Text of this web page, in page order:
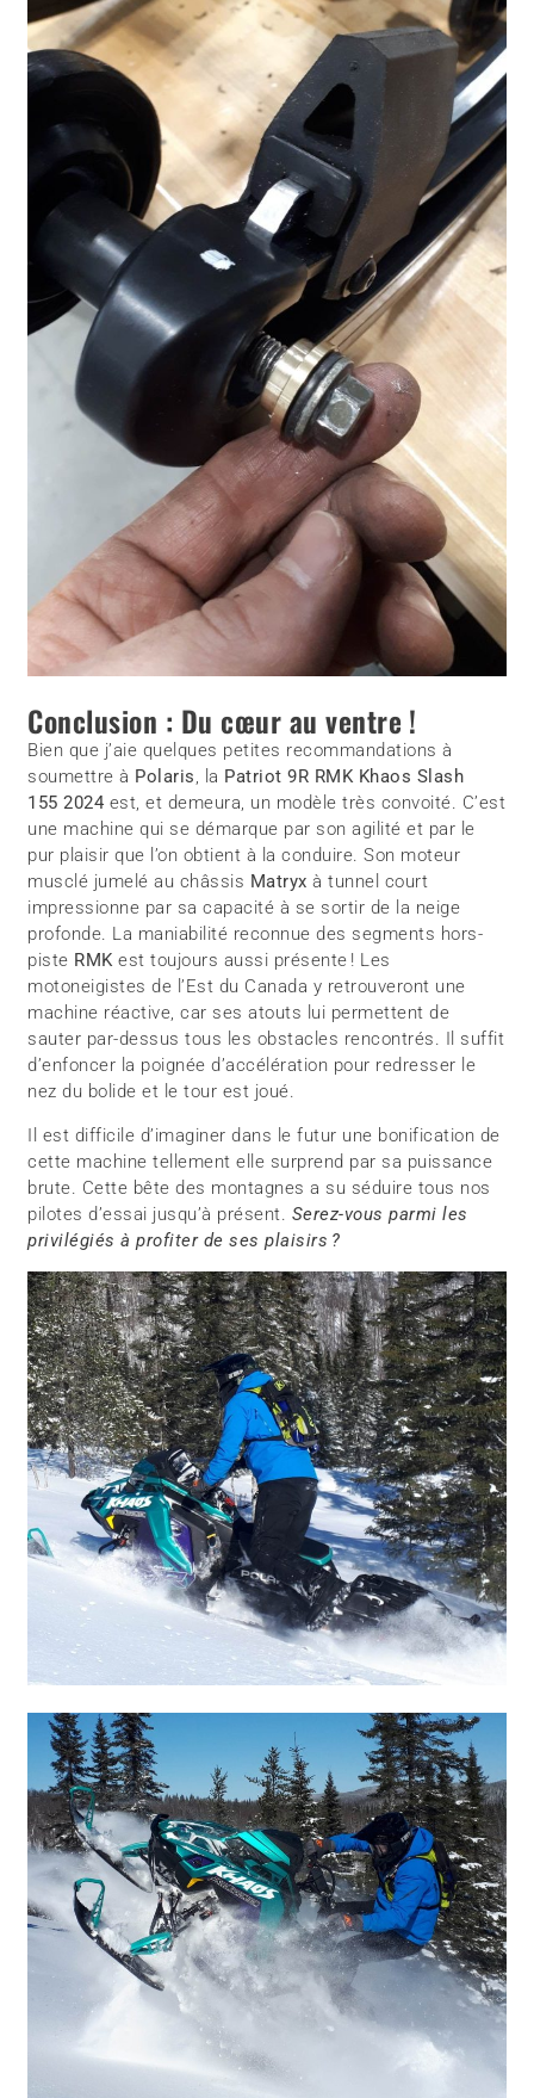
Conclusion : Du cœur au ventre !
Bien que j’aie quelques petites recommandations à
soumettre à Polaris, la Patriot 9R RMK Khaos Slash
155 2024 est, et demeura, un modèle très convoité. C’est
une machine qui se démarque par son agilité et par le
pur plaisir que l’on obtient à la conduire. Son moteur
musclé jumelé au châssis Matryx à tunnel court
impressionne par sa capacité à se sortir de la neige
profonde. La maniabilité reconnue des segments hors-
piste RMK est toujours aussi présente ! Les
motoneigistes de l’Est du Canada y retrouveront une
machine réactive, car ses atouts lui permettent de
sauter par-dessus tous les obstacles rencontrés. Il suffit
d’enfoncer la poignée d’accélération pour redresser le
nez du bolide et le tour est joué.
Il est difficile d’imaginer dans le futur une bonification de
cette machine tellement elle surprend par sa puissance
brute. Cette bête des montagnes a su séduire tous nos
pilotes d’essai jusqu’à présent. Serez-vous parmi les
privilégiés à profiter de ses plaisirs ?